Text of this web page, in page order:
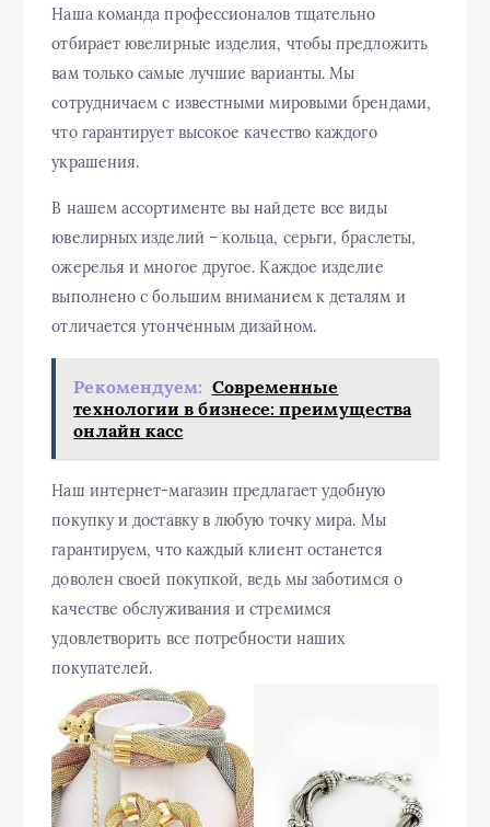
Наша команда профессионалов тщательно
отбирает ювелирные изделия, чтобы предложить
вам только самые лучшие варианты. Мы
сотрудничаем с известными мировыми брендами,
что гарантирует высокое качество каждого
украшения.
В нашем ассортименте вы найдете все виды
ювелирных изделий – кольца, серьги, браслеты,
ожерелья и многое другое. Каждое изделие
выполнено с большим вниманием к деталям и
отличается утонченным дизайном.
Рекомендуем: Современные
технологии в бизнесе: преимущества
онлайн касс
Наш интернет-магазин предлагает удобную
покупку и доставку в любую точку мира. Мы
гарантируем, что каждый клиент останется
доволен своей покупкой, ведь мы заботимся о
качестве обслуживания и стремимся
удовлетворить все потребности наших
покупателей.